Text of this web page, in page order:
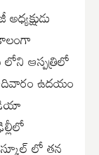
ఆస్పత్రిలో
ఉదయం
లో తన